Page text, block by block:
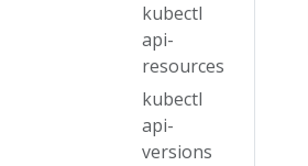
kubectl
api-
resources
kubectl
api-
versions